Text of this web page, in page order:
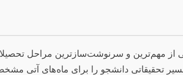
از مهم‌ترین و سرنوشت‌سازترین مراحل
تحقیقاتی دانشجو را برای ماه‌های آتی